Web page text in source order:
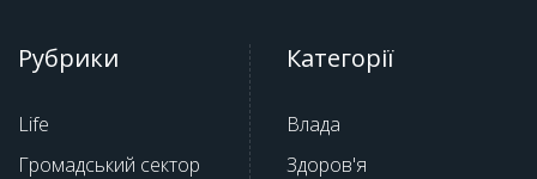
Рубрики
Life
Громадський сектор
Категорії
Влада
Здоров'я